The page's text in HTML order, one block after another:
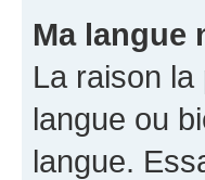
Ma langue
La raison la
langue ou
langue.